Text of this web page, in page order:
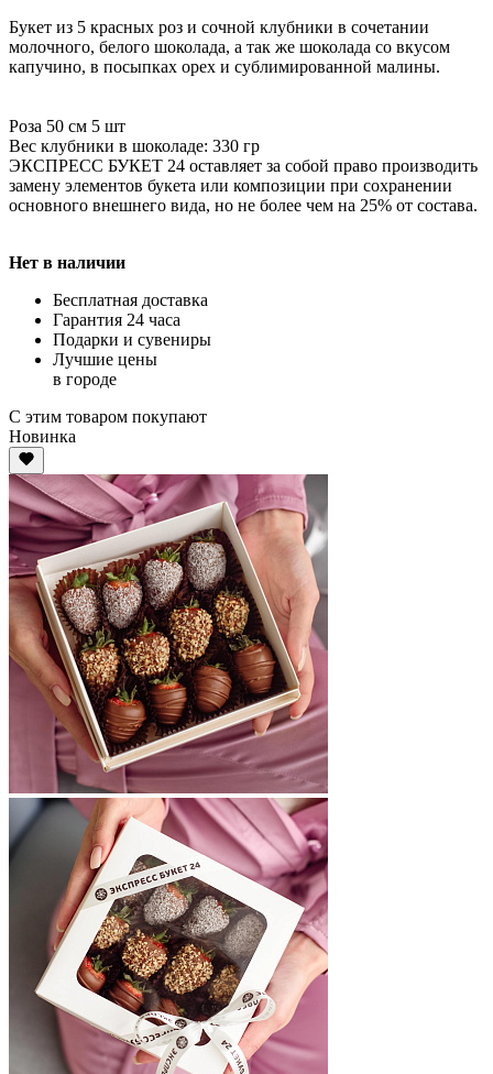
Букет из 5 красных роз и сочной клубники в сочетании
молочного, белого шоколада, а так же шоколада со вкусом
капучино, в посыпках орех и сублимированной малины.
Роза 50 см 5 шт
Вес клубники в шоколаде: 330 гр
ЭКСПРЕСС БУКЕТ 24 оставляет за собой право производить
замену элементов букета или композиции при сохранении
основного внешнего вида, но не более чем на 25% от состава.
Нет в наличии
Бесплатная доставка
Гарантия 24 часа
Подарки и сувениры
Лучшие цены
в городе
С этим товаром покупают
Новинка